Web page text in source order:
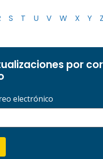
S T U V W X Y Z
por
electrónico